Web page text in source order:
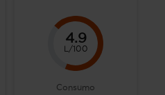
4.9
L/100
Consumo